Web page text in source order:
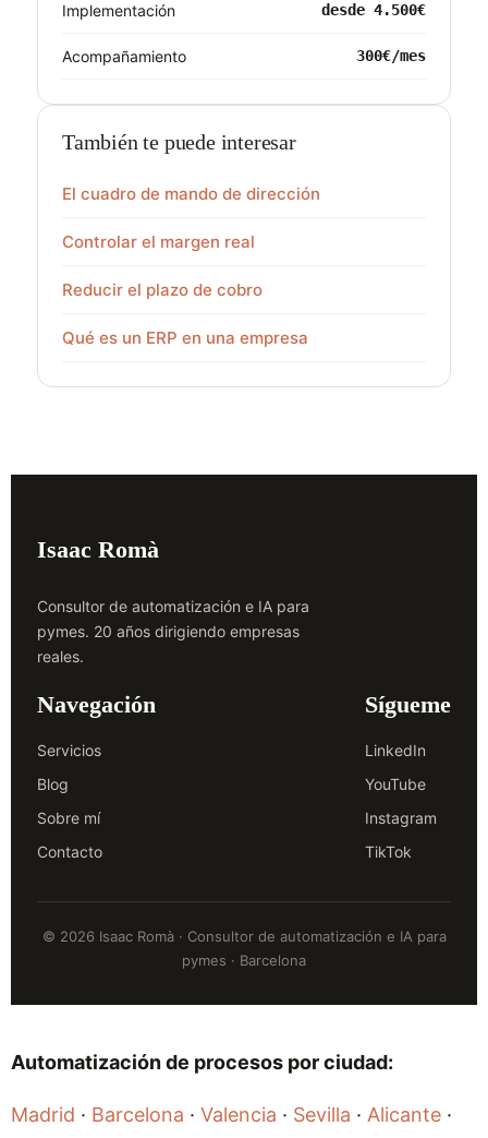
Implementación desde 4.500€
Acompañamiento 300€/mes
También te puede interesar
El cuadro de mando de dirección
Controlar el margen real
Reducir el plazo de cobro
Qué es un ERP en una empresa
Isaac Romà
Consultor de automatización e IA para
pymes. 20 años dirigiendo empresas
reales.
Navegación
Servicios
Blog
Sobre mí
Contacto
Sígueme
LinkedIn
YouTube
Instagram
TikTok
© 2026 Isaac Romà · Consultor de automatización e IA para
pymes · Barcelona
Automatización de procesos por ciudad:
Madrid · Barcelona · Valencia · Sevilla · Alicante ·